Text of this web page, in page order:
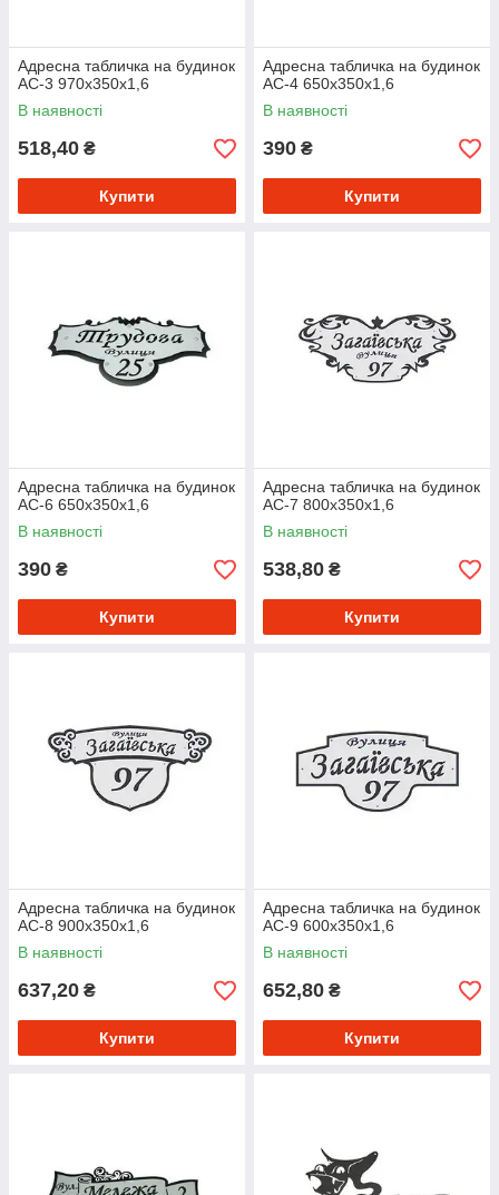
Адресна табличка на будинок
АС-3 970х350х1,6
В наявності
518,40 ₴
Купити
Адресна табличка на будинок
АС-4 650х350х1,6
В наявності
390 ₴
Купити
Адресна табличка на будинок
АС-6 650х350х1,6
В наявності
390 ₴
Купити
Адресна табличка на будинок
АС-7 800х350х1,6
В наявності
538,80 ₴
Купити
Адресна табличка на будинок
АС-8 900х350х1,6
В наявності
637,20 ₴
Купити
Адресна табличка на будинок
АС-9 600х350х1,6
В наявності
652,80 ₴
Купити